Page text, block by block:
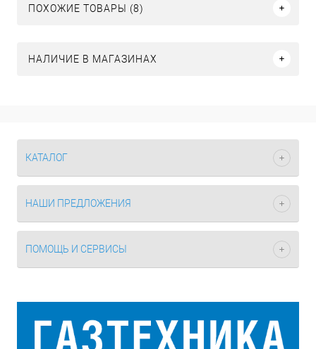
ПОХОЖИЕ ТОВАРЫ (8)
НАЛИЧИЕ В МАГАЗИНАХ
КАТАЛОГ
НАШИ ПРЕДЛОЖЕНИЯ
ПОМОЩЬ И СЕРВИСЫ